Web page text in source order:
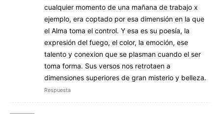
cualquier momento de una mañana de trabajo x
ejemplo, era coptado por esa dimensión en la que
el Alma toma el control. Y esa es su poesía, la
expresión del fuego, el color, la emoción, ese
talento y conexion que se plasman cuando el ser
toma forma. Sus versos nos retrotaen a
dimensiones superiores de gran misterio y belleza.
Respuesta